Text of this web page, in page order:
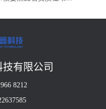
有限公司
8212